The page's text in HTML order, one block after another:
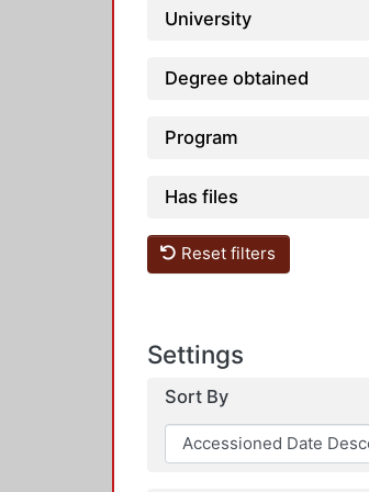
University
Degree obtained
Program
Has files
Reset filters
Settings
Sort By